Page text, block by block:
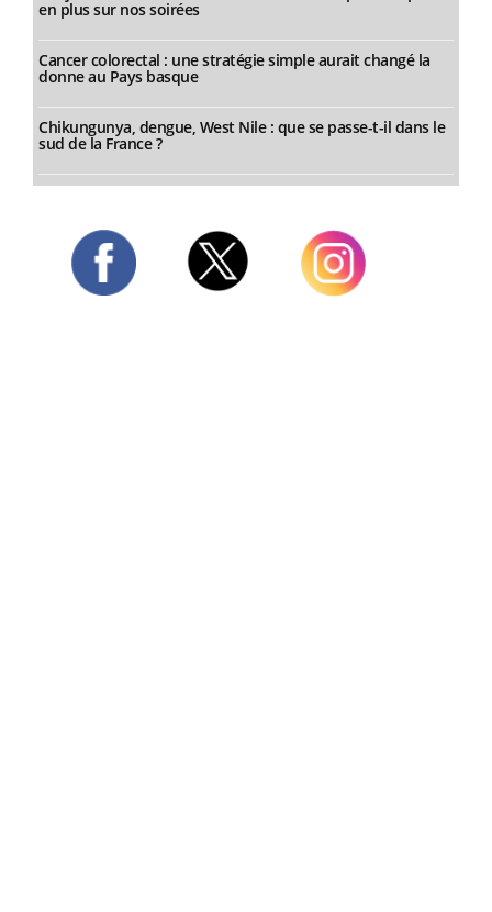
en plus sur nos soirées
Cancer colorectal : une stratégie simple aurait changé la
donne au Pays basque
Chikungunya, dengue, West Nile : que se passe-t-il dans le
sud de la France ?